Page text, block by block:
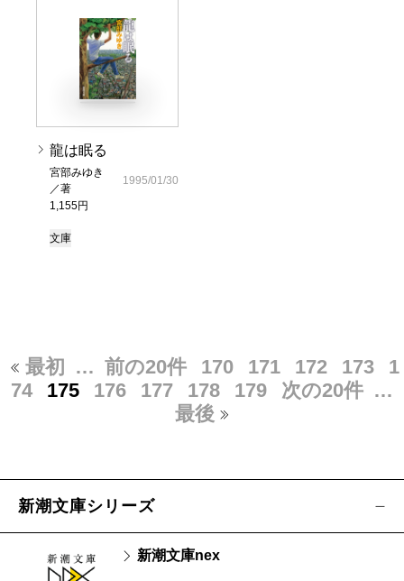
龍は眠る
宮部みゆき
／著
1,155円
1995/01/30
文庫
最初 … 前の20件 170 171 172 173
1
74
175 176 177 178 179 次の20件 …
最後
新潮文庫シリーズ
新潮文庫nex